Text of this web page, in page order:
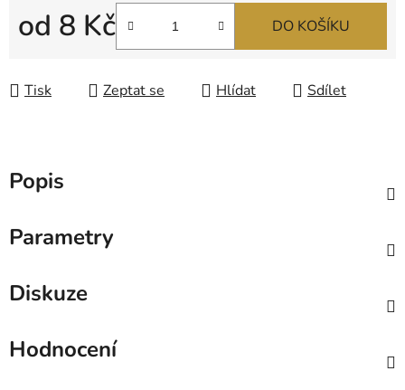
od 8 Kč DO KOŠÍKU
Tisk Zeptat se Hlídat Sdílet
Popis
Parametry
Diskuze
Hodnocení